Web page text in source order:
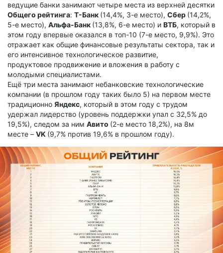
ведущие банки занимают четыре места из верхней десятки
Общего рейтинга: Т-Банк (14,4%, 3-е место), Сбер (14,2%,
5-е место), Альфа-Банк (13,8%, 6-е место) и ВТБ, который в
этом году впервые оказался в топ-10 (7-е место, 9,9%). Это
отражает как общие финансовые результаты сектора, так и
его интенсивное технологическое развитие,
продуктовое продвижение и вложения в работу с
молодыми специалистами.
Ещё три места занимают небанковские технологические
компании (в прошлом году таких было 5) на первом месте
традиционно Яндекс, который в этом году с трудом
удержал лидерство (уровень поддержки упал с 32,5% до
19,5%), следом за ним Авито (2-е место 18,2%), на 8м
месте – VK (9,7% против 19,6% в прошлом году).